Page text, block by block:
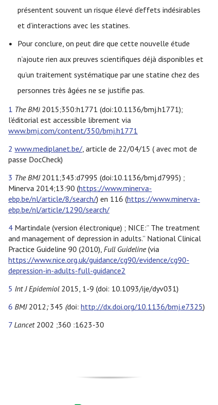
présentent souvent un risque élevé d’effets indésirables
et d’interactions avec les statines.
Pour conclure, on peut dire que cette nouvelle étude
n’ajoute rien aux preuves scientifiques déjà disponibles et
qu’un traitement systématique par une statine chez des
personnes très âgées ne se justifie pas.
1 TheBMJ 2015;350:h1771 (doi:10.1136/bmj.h1771);
l’éditorial est accessible librement via
www.bmj.com/content/350/bmj.h1771
2 www.mediplanet.be/, article de 22/04/15 ( avec mot de
passe DocCheck)
3 The BMJ2011;343:d7995 (doi:10.1136/bmj.d7995) ;
Minerva 2014;13:90 (https://www.minerva-
ebp.be/nl/article/8/search/) en 116 (https://www.minerva-
ebp.be/nl/article/1290/search/
4 Martindale (version électronique) ; NICE:” The treatment
and management of depression in adults.” National Clinical
Practice Guideline 90 (2010), Full Guideline(via
https://www.nice.org.uk/guidance/cg90/evidence/cg90-
depression-in-adults-full-guidance2
5 Int J Epidemiol 2015, 1-9 (doi: 10.1093/ije/dyv031)
6 BMJ 2012; 345 (doi: http://dx.doi.org/10.1136/bmj.e7325)
7 Lancet 2002 ;360 :1623-30